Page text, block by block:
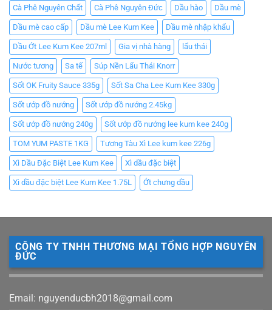
Cà Phê Nguyên Chất Cà Phê Nguyên Đức Dầu hào Dầu mè
Dầu mè cao cấp Dầu mè Lee Kum Kee Dầu mè nhập khẩu
Dầu Ớt Lee Kum Kee 207ml Gia vị nhà hàng lẩu thái
Nước tương Sa tế Súp Nền Lẩu Thái Knorr
Sốt OK Fruity Sauce 335g Sốt Sa Cha Lee Kum Kee 330g
Sốt ướp đồ nướng Sốt ướp đồ nướng 2.45kg
Sốt ướp đồ nướng 240g Sốt ướp đồ nướng lee kum kee 240g
TOM YUM PASTE 1KG Tương Tàu Xì Lee kum kee 226g
Xì Dầu Đặc Biệt Lee Kum Kee Xì dầu đặc biệt
Xì dầu đặc biệt Lee Kum Kee 1.75L Ớt chưng dầu
CÔNG TY TNHH THƯƠNG MẠI TỔNG HỢP NGUYÊN
ĐỨC
Email: nguyenducbh2018@gmail.com